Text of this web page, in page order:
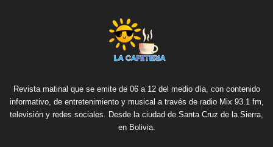
Revista matinal que se emite de 06 a 12 del medio día, con contenido
informativo, de entretenimiento y musical a través de radio Mix 93.1 fm,
televisión y redes sociales. Desde la ciudad de Santa Cruz de la Sierra,
en Bolivia.